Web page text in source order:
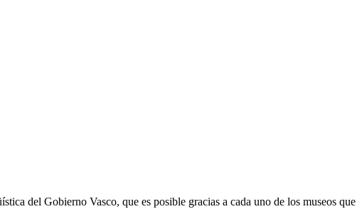
del Gobierno Vasco, que es posible gracias a cada uno de los museos que